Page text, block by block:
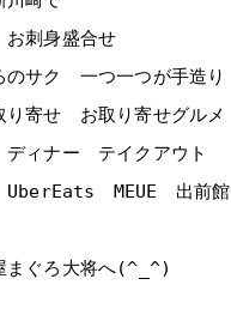
刺身盛合せ
サク 一つ一つが手造り
寄せ お取り寄せグルメ
ィナー テイクアウト
MEUE 出前館
まぐろ大将へ(^_^)